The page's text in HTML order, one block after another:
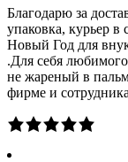
Благодарю за
упаковка, курьер в
Новый Год для
.Для себя
не жареный в
фирме и